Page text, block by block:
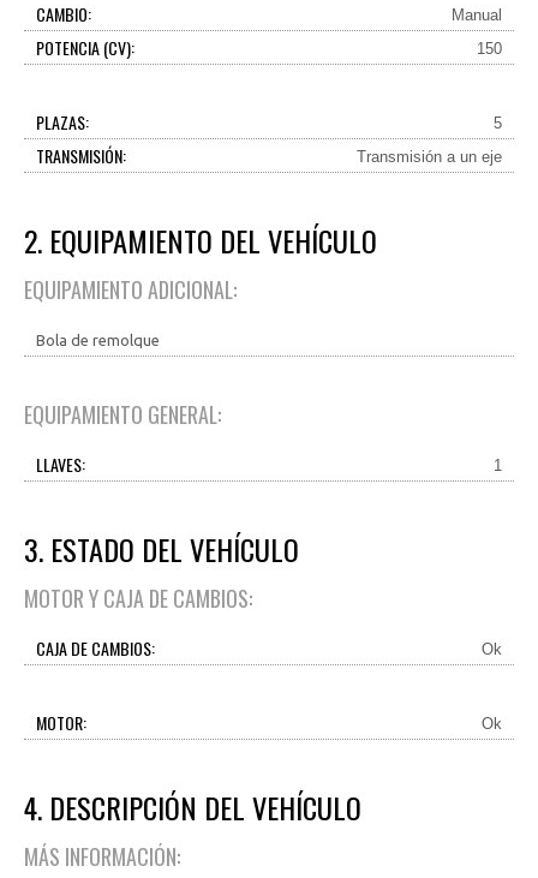
CAMBIO: Manual
POTENCIA (CV): 150
PLAZAS: 5
TRANSMISIÓN: Transmisión a un eje
2. EQUIPAMIENTO DEL VEHÍCULO
EQUIPAMIENTO ADICIONAL:
Bola de remolque
EQUIPAMIENTO GENERAL:
LLAVES: 1
3. ESTADO DEL VEHÍCULO
MOTOR Y CAJA DE CAMBIOS:
CAJA DE CAMBIOS: Ok
MOTOR: Ok
4. DESCRIPCIÓN DEL VEHÍCULO
MÁS INFORMACIÓN: